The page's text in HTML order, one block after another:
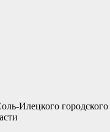
Илецкого городского